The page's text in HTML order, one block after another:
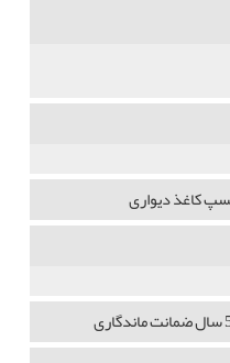
کاغذ دیواری